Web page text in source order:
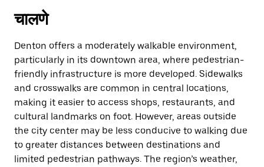
चालणे
Denton offers a moderately walkable environment,
particularly in its downtown area, where pedestrian-
friendly infrastructure is more developed. Sidewalks
and crosswalks are common in central locations,
making it easier to access shops, restaurants, and
cultural landmarks on foot. However, areas outside
the city center may be less conducive to walking due
to greater distances between destinations and
limited pedestrian pathways. The region’s weather,